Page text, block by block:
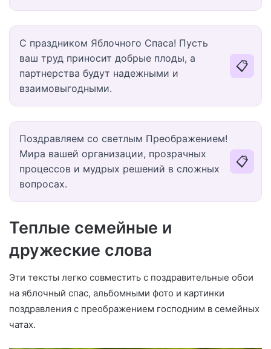
С праздником Яблочного Спаса! Пусть
ваш труд приносит добрые плоды, а
партнерства будут надежными и
взаимовыгодными.
📋
Поздравляем со светлым Преображением!
Мира вашей организации, прозрачных
процессов и мудрых решений в сложных
вопросах.
📋
Теплые семейные и
дружеские слова
Эти тексты легко совместить с поздравительные обои
на яблочный спас, альбомными фото и картинки
поздравления с преображением господним в семейных
чатах.